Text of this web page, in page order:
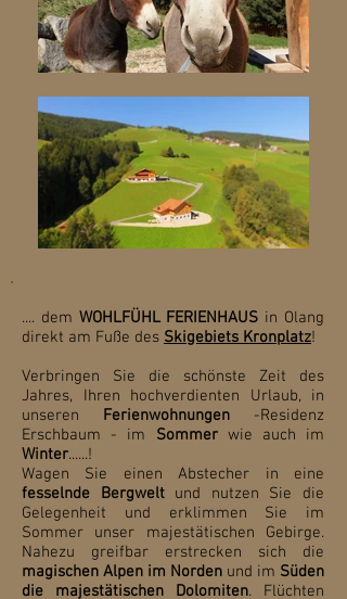
.... dem WOHLFÜHL FERIENHAUS in Olang
direkt am Fuße des Skigebiets Kronplatz!
Verbringen Sie die schönste Zeit des
Jahres, Ihren hochverdienten Urlaub, in
unseren Ferienwohnungen -Residenz
Erschbaum - im Sommer wie auch im
Winter......!
Wagen Sie einen Abstecher in eine
fesselnde Bergweltund nutzen Sie die
Gelegenheit und erklimmen Sie im
Sommer unser majestätischen Gebirge.
Nahezu greifbar erstrecken sich die
magischen Alpen im Norden und im Süden
die majestätischen Dolomiten. Flüchten